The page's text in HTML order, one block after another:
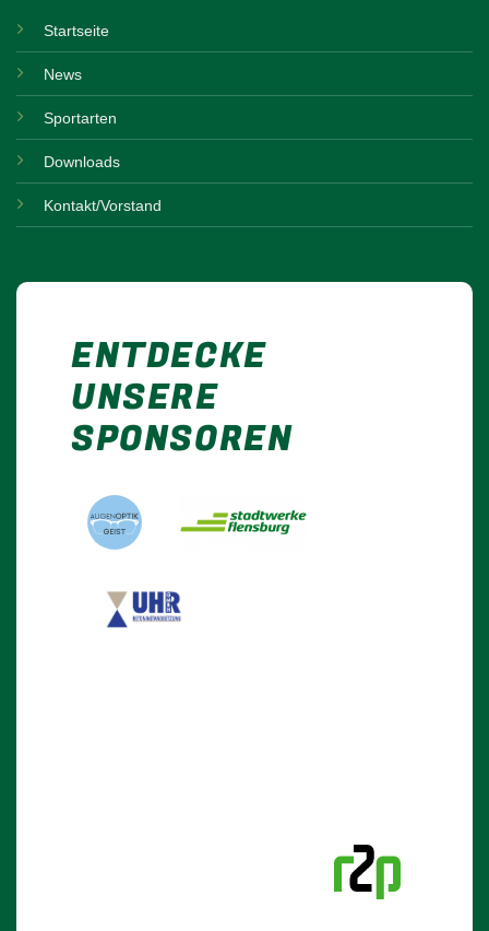
Startseite
News
Sportarten
Downloads
Kontakt/Vorstand
ENTDECKE
UNSERE
SPONSOREN